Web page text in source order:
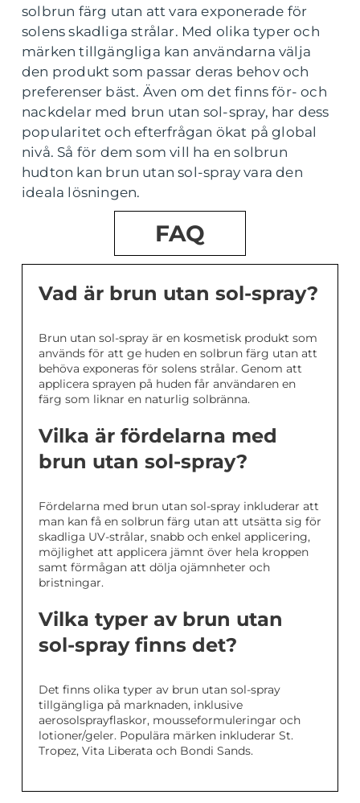
solbrun färg utan att vara exponerade för
solens skadliga strålar. Med olika typer och
märken tillgängliga kan användarna välja
den produkt som passar deras behov och
preferenser bäst. Även om det finns för- och
nackdelar med brun utan sol-spray, har dess
popularitet och efterfrågan ökat på global
nivå. Så för dem som vill ha en solbrun
hudton kan brun utan sol-spray vara den
ideala lösningen.
FAQ
Vad är brun utan sol-spray?
Brun utan sol-spray är en kosmetisk produkt som
används för att ge huden en solbrun färg utan att
behöva exponeras för solens strålar. Genom att
applicera sprayen på huden får användaren en
färg som liknar en naturlig solbränna.
Vilka är fördelarna med
brun utan sol-spray?
Fördelarna med brun utan sol-spray inkluderar att
man kan få en solbrun färg utan att utsätta sig för
skadliga UV-strålar, snabb och enkel applicering,
möjlighet att applicera jämnt över hela kroppen
samt förmågan att dölja ojämnheter och
bristningar.
Vilka typer av brun utan
sol-spray finns det?
Det finns olika typer av brun utan sol-spray
tillgängliga på marknaden, inklusive
aerosolsprayflaskor, mousseformuleringar och
lotioner/geler. Populära märken inkluderar St.
Tropez, Vita Liberata och Bondi Sands.